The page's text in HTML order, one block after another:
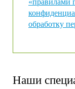
«правилами
обработку
Наши